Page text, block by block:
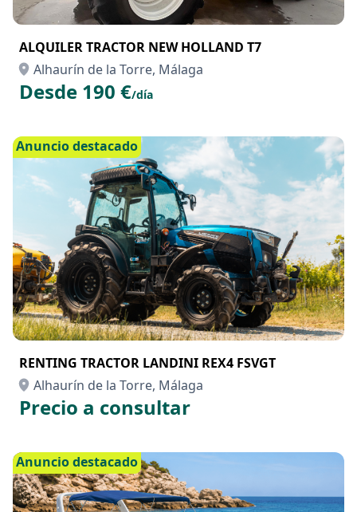
ALQUILER TRACTOR NEW HOLLAND T7
Alhaurín de la Torre, Málaga
Desde 190 €/día
Anuncio destacado
RENTING TRACTOR LANDINI REX4 FSVGT
Alhaurín de la Torre, Málaga
Precio a consultar
Anuncio destacado